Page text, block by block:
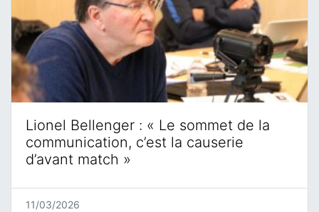
Lionel Bellenger : « Le sommet de la
communication, c’est la causerie
d’avant match »
11/03/2026